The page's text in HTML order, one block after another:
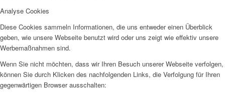
Analyse Cookies
Diese Cookies sammeln Informationen, die uns entweder einen Überblick
geben, wie unsere Webseite benutzt wird oder uns zeigt wie effektiv unsere
Werbemaßnahmen sind.
Wenn Sie nicht möchten, dass wir Ihren Besuch unserer Webseite verfolgen,
können Sie durch Klicken des nachfolgenden Links, die Verfolgung für Ihren
gegenwärtigen Browser ausschalten: